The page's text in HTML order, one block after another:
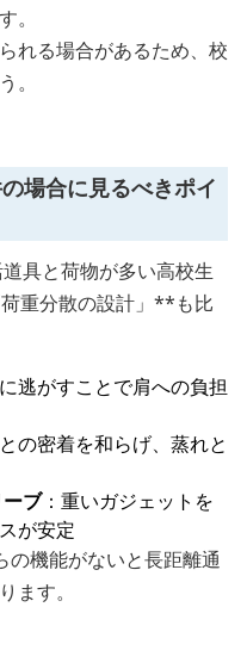
。
れる場合があるため、校
。
場合に見るべきポイ
具と荷物が多い高校生
重分散の設計」**も比
逃がすことで肩への負担
の密着を和らげ、蒸れと
ブ：重いガジェットを
が安定
の機能がないと長距離通
ます。